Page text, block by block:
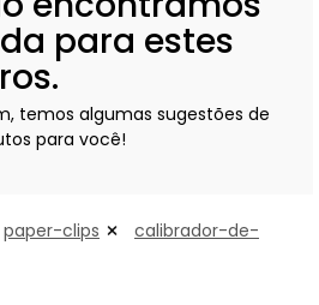
para estes
temos algumas sugestões de
para você!
paper-clips calibrador-de-